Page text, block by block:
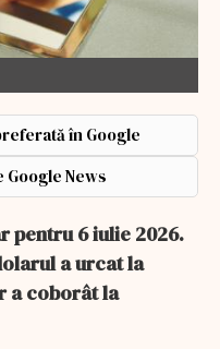
în Google
News
pentru 6 iulie 2026.
a urcat la
a coborât la